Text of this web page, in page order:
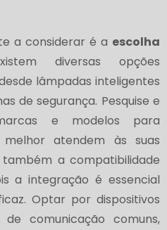
a considerar é a escolha
diversas opções
lâmpadas inteligentes
de segurança. Pesquise e
e modelos para
atendem às suas
também a compatibilidade
a integração é essencial
Optar por dispositivos
comunicação comuns,